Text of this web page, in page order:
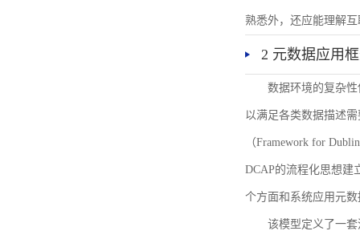
熟悉外，还应能理解
2 元数据应用
数据环境的复杂
以满足各类数据描述
（Framework for
DCAP的流程化思想建
个方面和系统应用元
该模型定义了一